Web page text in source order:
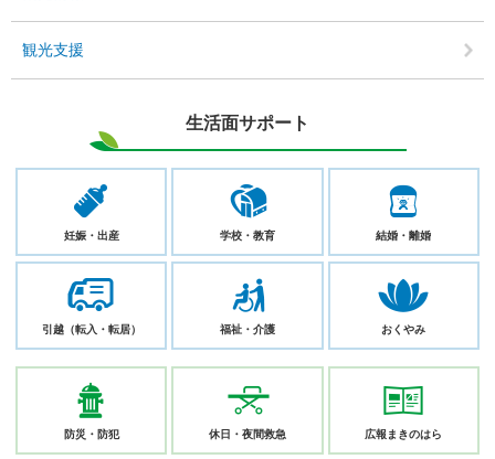
観光支援
生活面サポート
妊娠・ 出産 学校・ 教育 結婚・離婚
引越（転入・転居） 福祉・ 介護 おくやみ
防災・ 防犯 休日・ 夜間救急 広報まきのはら